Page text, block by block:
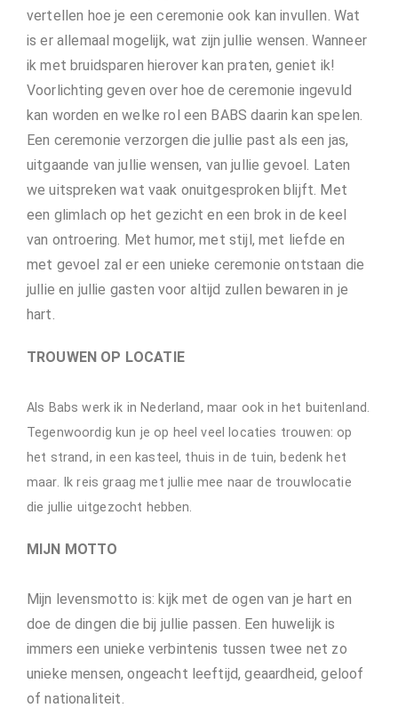
vertellen hoe je een ceremonie ook kan invullen. Wat
is er allemaal mogelijk, wat zijn jullie wensen. Wanneer
ik met bruidsparen hierover kan praten, geniet ik!
Voorlichting geven over hoe de ceremonie ingevuld
kan worden en welke rol een BABS daarin kan spelen.
Een ceremonie verzorgen die jullie past als een jas,
uitgaande van jullie wensen, van jullie gevoel. Laten
we uitspreken wat vaak onuitgesproken blijft. Met
een glimlach op het gezicht en een brok in de keel
van ontroering. Met humor, met stijl, met liefde en
met gevoel zal er een unieke ceremonie ontstaan die
jullie en jullie gasten voor altijd zullen bewaren in je
hart.
TROUWEN OP LOCATIE
Als Babs werk ik in Nederland, maar ook in het buitenland.
Tegenwoordig kun je op heel veel locaties trouwen: op
het strand, in een kasteel, thuis in de tuin, bedenk het
maar. Ik reis graag met jullie mee naar de trouwlocatie
die jullie uitgezocht hebben.
MIJN MOTTO
Mijn levensmotto is: kijk met de ogen van je hart en
doe de dingen die bij jullie passen. Een huwelijk is
immers een unieke verbintenis tussen twee net zo
unieke mensen, ongeacht leeftijd, geaardheid, geloof
of nationaliteit.